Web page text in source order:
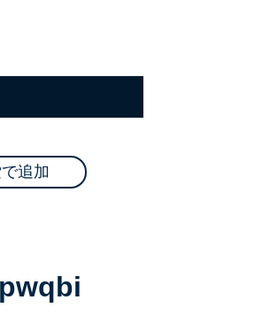
追加